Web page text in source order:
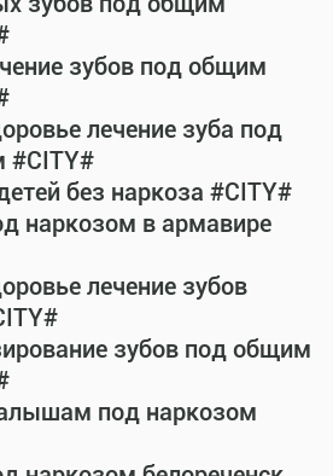
зубов под общим
лечение зуба под
#CITY#
без наркоза #CITY#
наркозом в армавире
лечение зубов
зубов под общим
под наркозом